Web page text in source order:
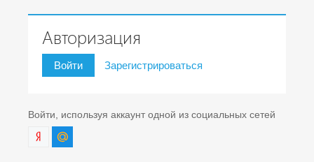
Авторизация
Войти Зарегистрироваться
Войти, используя аккаунт одной из социальных сетей